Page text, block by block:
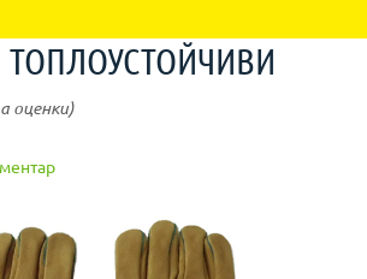
оценки)